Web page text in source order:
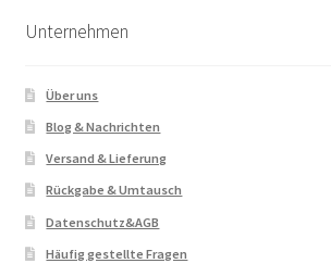
Unternehmen
Über uns
Blog & Nachrichten
Versand & Lieferung
Rückgabe & Umtausch
Datenschutz&AGB
Häufig gestellte Fragen